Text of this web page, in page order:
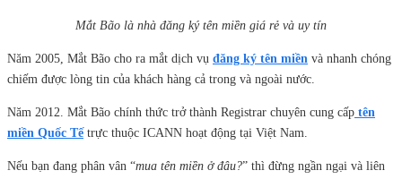
Mắt Bão là nhà đăng ký tên miền giá rẻ và uy tín
Năm 2005, Mắt Bão cho ra mắt dịch vụ đăng ký tên miền và nhanh chóng
chiếm được lòng tin của khách hàng cả trong và ngoài nước.
Năm 2012. Mắt Bão chính thức trở thành Registrar chuyên cung cấp tên
miền Quốc Tế trực thuộc ICANN hoạt động tại Việt Nam.
Nếu bạn đang phân vân “mua tên miền ở đâu?” thì đừng ngần ngại và liên